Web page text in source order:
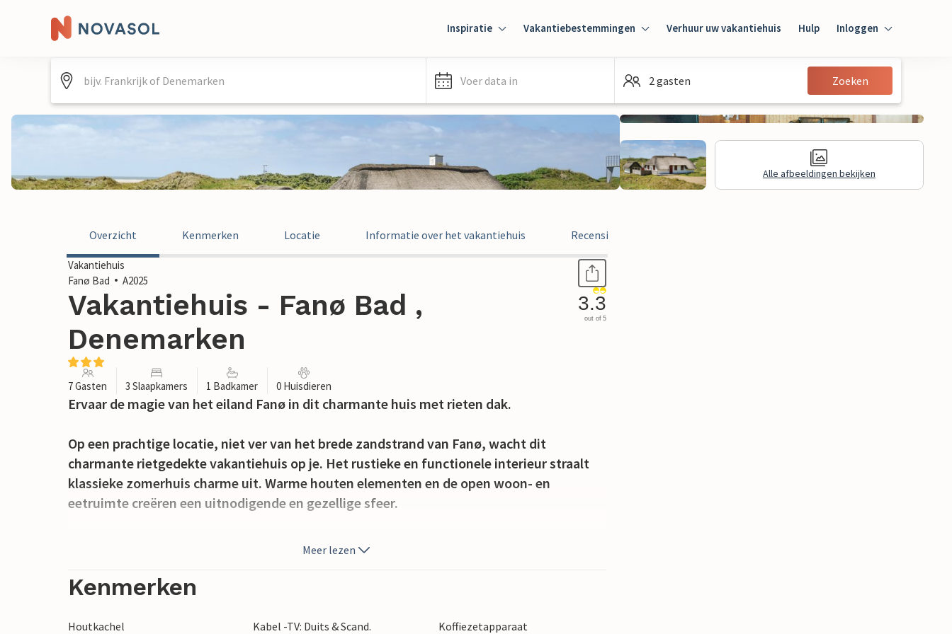
Inspiratie Vakantiebestemmingen Verhuur uw vakantiehuis Hulp Inloggen
Inloggen
Gast
Voer data in 2 gasten Zoeken
Alle afbeeldingen bekijken
Overzicht Kenmerken Locatie Informatie over het vakantiehuis Recensies
Vakantiehuis
Fanø Bad
A2025
Vakantiehuis - Fanø Bad ,
Denemarken
3.3
out of 5
7 Gasten 3 Slaapkamers 1 Badkamer 0 Huisdieren
Ervaar de magie van het eiland Fanø in dit charmante huis met rieten dak.
Op een prachtige locatie, niet ver van het brede zandstrand van Fanø, wacht dit
charmante rietgedekte vakantiehuis op je. Het rustieke en functionele interieur straalt
klassieke zomerhuis charme uit. Warme houten elementen en de open woon- en
eetruimte creëren een uitnodigende en gezellige sfeer.
Vanuit zowel de woonkamer als de keuken heb je direct toegang tot de terrassen, die
hier met het gezin dineren en volop genieten van de rust en stilte van de lange, heldere
Meer lezen
Kenmerken
Houtkachel Kabel -TV: Duits & Scand.
Koffiezetapparaat